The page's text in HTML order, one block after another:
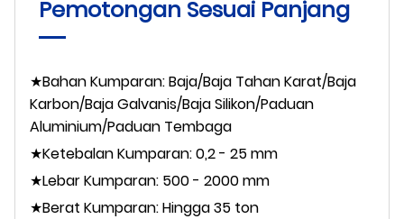
Pemotongan Sesuai Panjang
★Bahan Kumparan: Baja/Baja Tahan Karat/Baja
Karbon/Baja Galvanis/Baja Silikon/Paduan
Aluminium/Paduan Tembaga
★Ketebalan Kumparan: 0,2 - 25 mm
★Lebar Kumparan: 500 - 2000 mm
★Berat Kumparan: Hingga 35 ton